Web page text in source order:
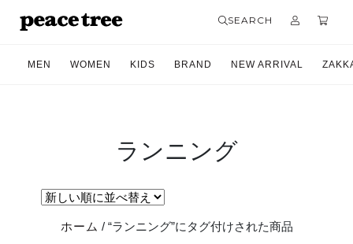
SEARCH
MEN WOMEN KIDS BRAND NEW ARRIVAL
ランニング
ホーム / “ランニング”にタグ付けされた商品